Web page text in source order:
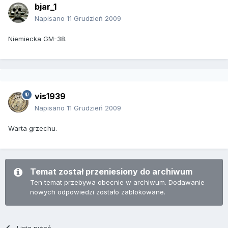
bjar_1
Napisano 11 Grudzień 2009
Niemiecka GM-38.
vis1939
Napisano 11 Grudzień 2009
Warta grzechu.
Temat został przeniesiony do archiwum
Ten temat przebywa obecnie w archiwum. Dodawanie
nowych odpowiedzi zostało zablokowane.